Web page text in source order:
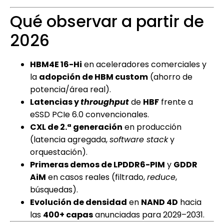
Qué observar a partir de
2026
HBM4E 16-Hi en aceleradores comerciales y
la adopción de HBM custom (ahorro de
potencia/área real).
Latencias ythroughputde HBF frente a
eSSD PCIe 6.0 convencionales.
CXL de 2.ª generación en producción
(latencia agregada,software stacky
orquestación).
Primeras demos de LPDDR6-PIM y GDDR
AiM en casos reales (filtrado,reduce,
búsquedas).
Evolución de densidad en NAND 4D hacia
las 400+ capasanunciadas para 2029–2031.